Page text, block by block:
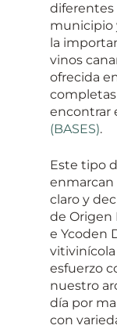
diferentes
municipio
la
vinos
ofrecida
encontrar
(BASES).
Este tipo
claro y
de Origen
e Ycoden
vitivinícola
esfuerzo
nuestro
día por
con